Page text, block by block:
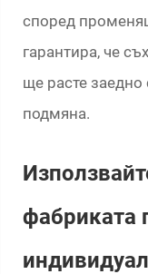
според
гарантира, че
ще расте заедно
подмяна.
фабриката